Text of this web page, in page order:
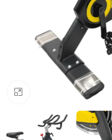
Click to enlarge